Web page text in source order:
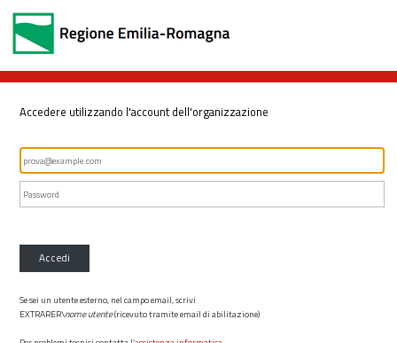
Accedere utilizzando l'account dell'organizzazione
Accedi
Se sei un utente esterno, nel campo email, scrivi
EXTRARER\nome utente(ricevuto tramite email di abilitazione)